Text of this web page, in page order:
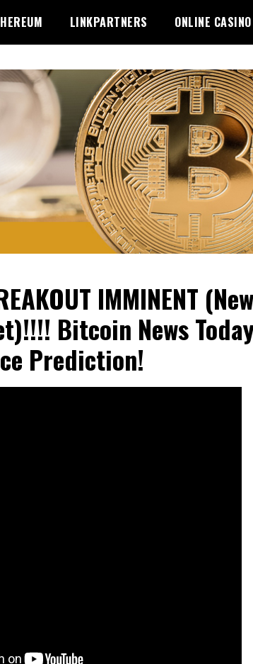
LINKPARTNERS ONLINE CASINO
IMMINENT (New
Bitcoin News
Prediction!